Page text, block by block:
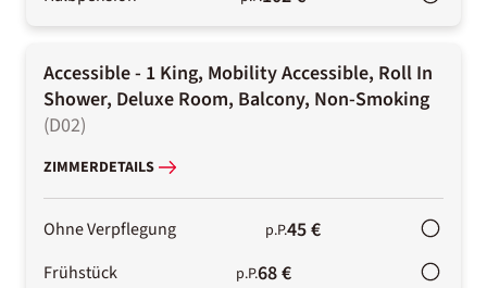
Accessible - 1 King, Mobility Accessible, Roll In
Shower, Deluxe Room, Balcony, Non-Smoking
(D02)
ZIMMERDETAILS
Ohne Verpflegung p.P.45 €
Frühstück p.P.68 €